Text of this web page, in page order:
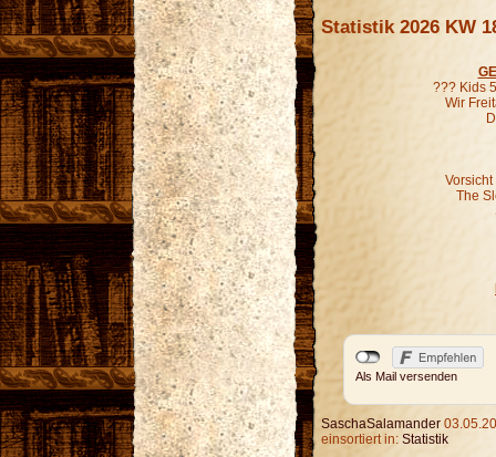
Statistik 2026 KW
??? Kids
Wir
The
Als Mail versenden
SaschaSalamander
einsortiert in: Statistik